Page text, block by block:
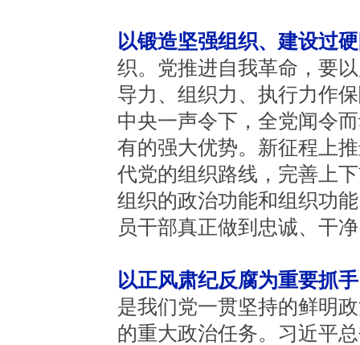
以锻造坚强组织、建设过
织。党推进自我革命，要
导力、组织力、执行力作
中央一声令下，全党闻令
有的强大优势。新征程上
代党的组织路线，完善上
组织的政治功能和组织功
员干部真正做到忠诚、干
以正风肃纪反腐为重要抓
是我们党一贯坚持的鲜明
的重大政治任务。习近平